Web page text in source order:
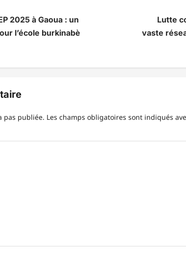
2025 à Gaoua : un
l’école burkinabè
Lutte
vaste
pas publiée. Les champs obligatoires sont indiqués